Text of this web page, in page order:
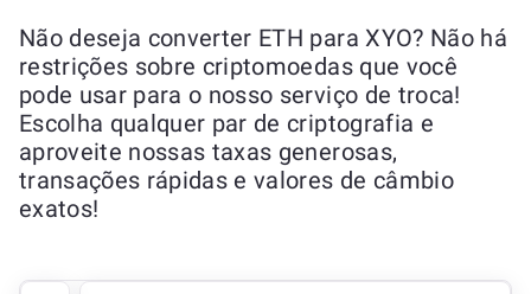
Não deseja converter ETH para XYO? Não há
restrições sobre criptomoedas que você
pode usar para o nosso serviço de troca!
Escolha qualquer par de criptografia e
aproveite nossas taxas generosas,
transações rápidas e valores de câmbio
exatos!